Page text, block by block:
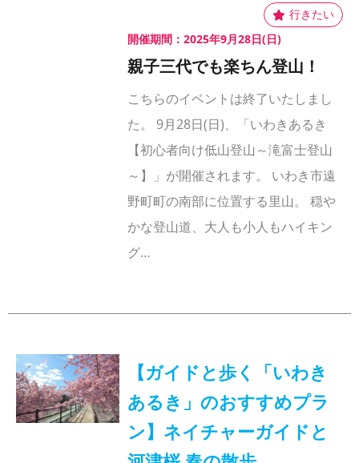
開催期間：2025年9月28日(日)
親子三代でも楽ちん登山！
こちらのイベントは終了いたしまし
た。 9月28日(日)、「いわきあるき
【初心者向け低山登山～滝富士登山
～】」が開催されます。 いわき市遠
野町町の南部に位置する里山。 穏や
かな登山道、大人も小人もハイキン
グ…
【ガイドと歩く「いわき
あるき」のおすすめプラ
ン】ネイチャーガイドと